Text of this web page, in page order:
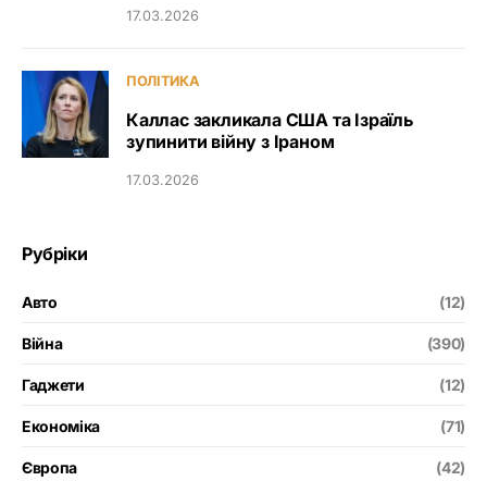
17.03.2026
ПОЛІТИКА
Каллас закликала США та Ізраїль
зупинити війну з Іраном
17.03.2026
Рубріки
Авто (12)
Війна (390)
Гаджети (12)
Економіка (71)
Європа (42)